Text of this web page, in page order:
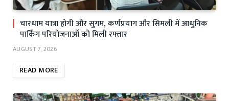
चारधाम यात्रा होगी और सुगम, कर्णप्रयाग और सिमली में आधुनिक
पार्किंग परियोजनाओं को मिली रफ्तार
AUGUST 7, 2026
READ MORE